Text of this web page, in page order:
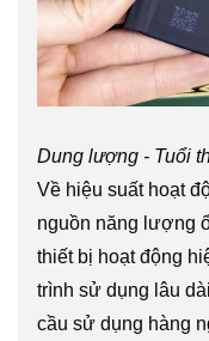
Dung lượng - Tuổi
Về hiệu suất hoạt
nguồn năng lượng
thiết bị hoạt động
trình sử dụng lâu
cầu sử dụng hàng